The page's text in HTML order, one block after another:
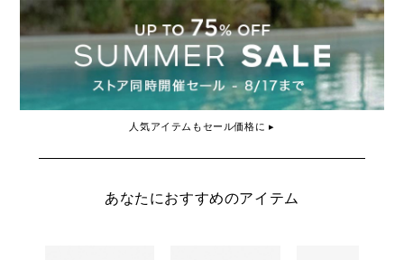
人気アイテムもセール価格に ▸
あなたにおすすめのアイテム